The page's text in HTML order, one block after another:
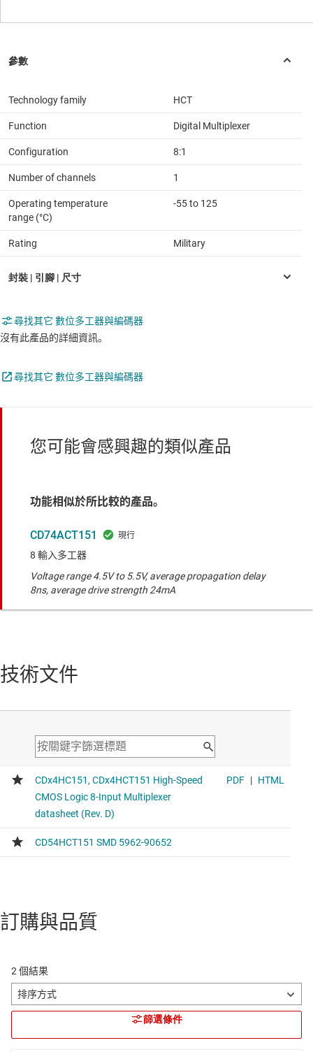
Technology family HCT
Function Digital Multiplexer
Configuration 8:1
Number of channels 1
Operating temperature
range (°C)
-55 to 125
Rating Military
尋找其它 數位多工器與編碼器
沒有此產品的詳細資訊。
尋找其它 數位多工器與編碼器
您可能會感興趣的類似產品
功能相似於所比較的產品。
CD74ACT151
8 輸入多工器
Voltage range 4.5V to 5.5V, average propagation delay
8ns, average drive strength 24mA
技術文件
訂購與品質